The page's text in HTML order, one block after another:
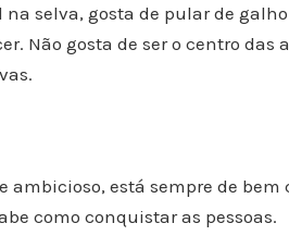
selva, gosta de pular de
Não gosta de ser o centro das
está sempre de bem
como conquistar as pessoas.